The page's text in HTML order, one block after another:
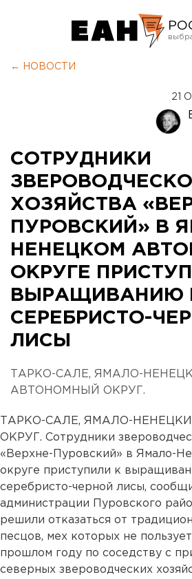
← НОВОСТИ
21
СОТРУДНИКИ
ХОЗЯЙСТВА
ПУРОВСКИЙ» В
НЕНЕЦКОМ
ОКРУГЕ
ВЫРАЩИВАНИЮ
СЕРЕБРИСТО-
ЛИСЫ
ТАРКО-САЛЕ, ЯМАЛО-
АВТОНОМНЫЙ ОКРУГ.
ТАРКО-САЛЕ, ЯМАЛО-
ОКРУГ. Сотрудники
«Верхне-Пуровский» в Ямало-
округе приступили к
серебристо-черной лисы,
администрации Пуровского
решили отказаться от
песцов, мех которых не
прошлом году по соседству с
северных звероводческих